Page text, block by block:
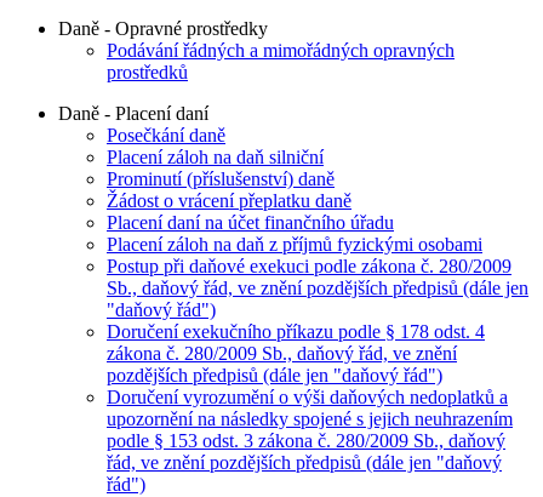
Daně - Opravné prostředky
Podávání řádných a mimořádných opravných
prostředků
Daně - Placení daní
Posečkání daně
Placení záloh na daň silniční
Prominutí (příslušenství) daně
Žádost o vrácení přeplatku daně
Placení daní na účet finančního úřadu
Placení záloh na daň z příjmů fyzickými osobami
Postup při daňové exekuci podle zákona č. 280/2009
Sb., daňový řád, ve znění pozdějších předpisů (dále jen
"daňový řád")
Doručení exekučního příkazu podle § 178 odst. 4
zákona č. 280/2009 Sb., daňový řád, ve znění
pozdějších předpisů (dále jen "daňový řád")
Doručení vyrozumění o výši daňových nedoplatků a
upozornění na následky spojené s jejich neuhrazením
podle § 153 odst. 3 zákona č. 280/2009 Sb., daňový
řád, ve znění pozdějších předpisů (dále jen "daňový
řád")